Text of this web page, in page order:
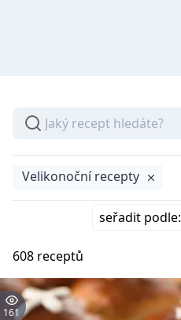
Velikonoční recepty
seřadit podle:
608 receptů
161